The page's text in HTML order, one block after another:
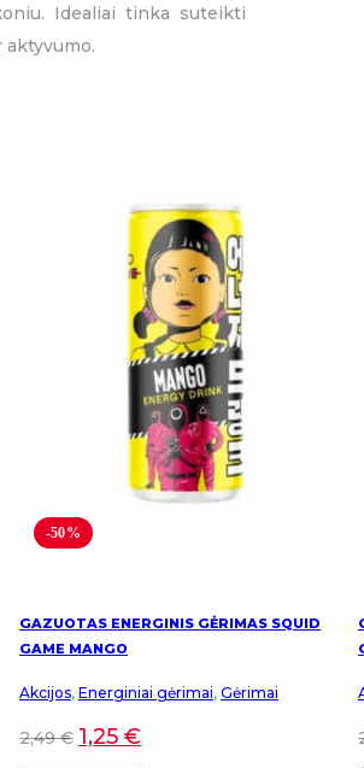
Idealiai tinka suteikti
-50%
GAZUOTAS ENERGINIS GĖRIMAS SQUID
GAME MANGO
Akcijos, Energiniai gėrimai, Gėrimai
2,49€ 1,25 €